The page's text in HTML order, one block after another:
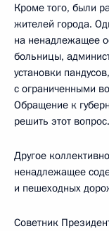
Кроме того, были
жителей города.
на ненадлежащее
больницы,
установки
с ограниченными
Обращение к
решить этот вопрос.
Другое
ненадлежащее
и пешеходных
Советник